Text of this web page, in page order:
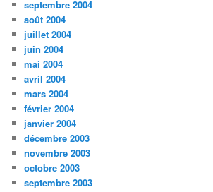
septembre 2004
août 2004
juillet 2004
juin 2004
mai 2004
avril 2004
mars 2004
février 2004
janvier 2004
décembre 2003
novembre 2003
octobre 2003
septembre 2003